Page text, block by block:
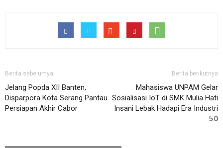
Berita sebelumya
Jelang Popda XII Banten,
Disparpora Kota Serang Pantau
Persiapan Akhir Cabor
Berita berikutnya
Mahasiswa UNPAM Gelar
Sosialisasi IoT di SMK Mulia Hati
Insani Lebak Hadapi Era Industri
5.0